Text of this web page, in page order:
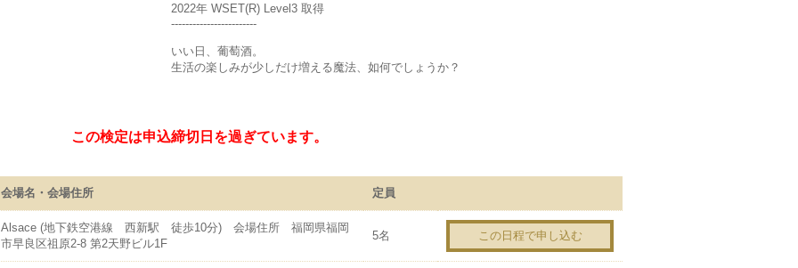
2022年 WSET(R) Level3 取得
------------------------
いい日、葡萄酒。
生活の楽しみが少しだけ増える魔法、如何でしょうか？
この検定は申込締切日を過ぎています。
会場名・会場住所 定員
Alsace (地下鉄空港線 西新駅 徒歩10分) 会場住所 福岡県福岡
市早良区祖原2-8 第2天野ビル1F
5名 この日程で申し込む